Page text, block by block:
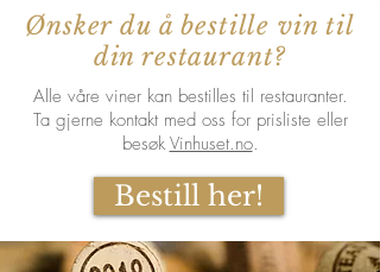
Ønsker du å bestille vin til
din restaurant?
Alle våre viner kan bestilles til restauranter.
Ta gjerne kontakt med oss for prisliste eller
besøk Vinhuset.no.
Bestill her!